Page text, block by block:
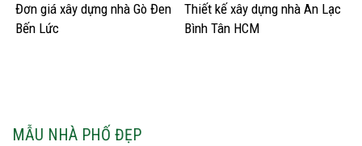
Đơn giá xây dựng nhà Gò Đen
Bến Lức
Thiết kế xây dựng nhà An Lạc
Bình Tân HCM
MẪU NHÀ PHỐ ĐẸP